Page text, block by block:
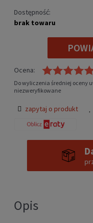
Dostępność:
brak towaru
Ocena:
Do wyliczenia średniej oceny
niezweryfikowane
zapytaj o produkt
Opis